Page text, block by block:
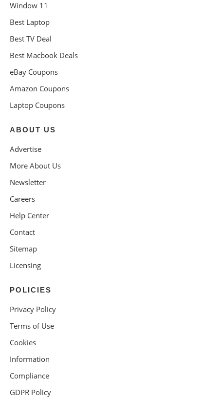
Window 11
Best Laptop
Best TV Deal
Best Macbook Deals
eBay Coupons
Amazon Coupons
Laptop Coupons
ABOUT US
Advertise
More About Us
Newsletter
Careers
Help Center
Contact
Sitemap
Licensing
POLICIES
Privacy Policy
Terms of Use
Cookies
Information
Compliance
GDPR Policy